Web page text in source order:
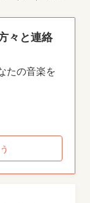
々と連絡
たの音楽を